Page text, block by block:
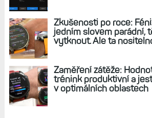
Zkušenosti po roce:
jedním slovem parádní,
vytknout. Ale ta
Zaměření zátěže:
trénink produktivní a
v optimálních oblastech